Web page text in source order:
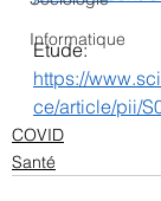
Informatique
Etude:
https://
ce/article/pii/
COVID
Santé